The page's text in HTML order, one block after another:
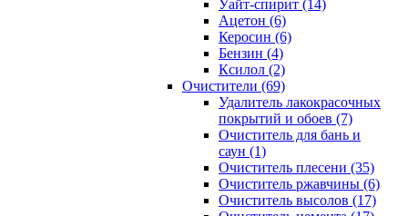
Уайт-спирит (14)
Ацетон (6)
Керосин (6)
Бензин (4)
Ксилол (2)
Очистители (69)
Удалитель лакокрасочных
покрытий и обоев (7)
Очиститель для бань и
саун (1)
Очиститель плесени (35)
Очиститель ржавчины (6)
Очиститель высолов (17)